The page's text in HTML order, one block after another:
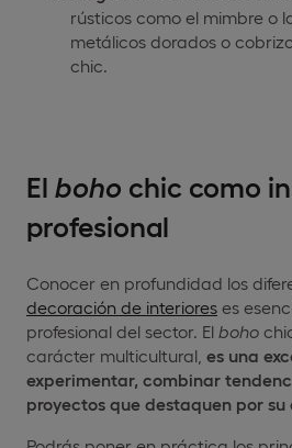
rústicos como el mimbre o
metálicos dorados o
chic.
El boho chic como
profesional
Conocer en profundidad los
decoración de interiores es
profesional del sector. El boho
carácter multicultural, es una
experimentar, combinar
proyectos que destaquen por su